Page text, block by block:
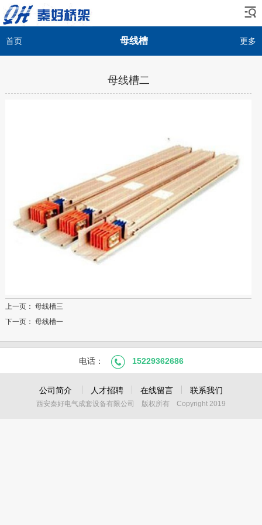
首页 更多
母线槽
母线槽二
上一页： 母线槽三
下一页： 母线槽一
电话： 15229362686
公司简介 人才招聘 在线留言 联系我们
西安秦好电气成套设备有限公司 版权所有 Copyright 2019